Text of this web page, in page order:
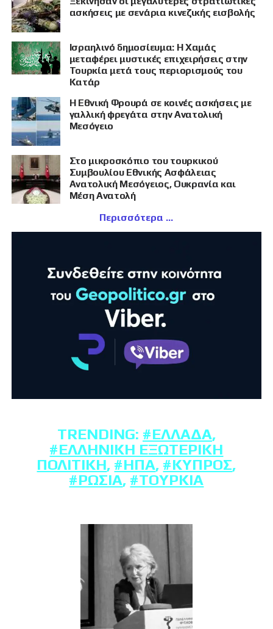
ασκήσεις με σενάρια κινεζικής εισβολής
Ισραηλινό δημοσίευμα: Η Χαμάς
μεταφέρει μυστικές επιχειρήσεις στην
Τουρκία μετά τους περιορισμούς του
Κατάρ
Η Εθνική Φρουρά σε κοινές ασκήσεις με
γαλλική φρεγάτα στην Ανατολική
Μεσόγειο
Στο μικροσκόπιο του τουρκικού
Συμβουλίου Εθνικής Ασφάλειας
Ανατολική Μεσόγειος, Ουκρανία και
Μέση Ανατολή
Περισσότερα
TRENDING: #ΕΛΛΆΔΑ,
#ΕΛΛΗΝΙΚΉ ΕΞΩΤΕΡΙΚΉ
ΠΟΛΙΤΙΚΉ, #ΗΠΑ, #ΚΎΠΡΟΣ,
#ΡΩΣΊΑ, #ΤΟΥΡΚΊΑ